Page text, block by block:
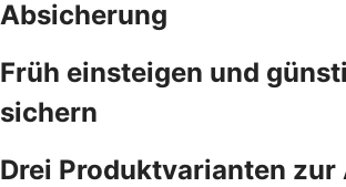
Absicherung
Früh einsteigen und
sichern
Drei Produktvarianten zur